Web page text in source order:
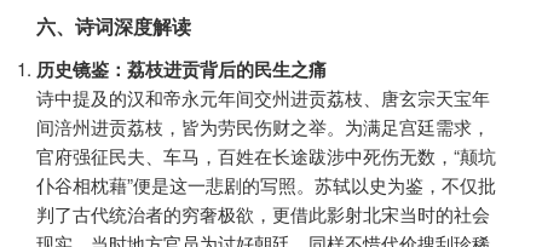
六、诗词深度解读
历史镜鉴：荔枝进贡背后的民生之痛
诗中提及的汉和帝永元年间交州进贡荔枝、唐玄宗天宝年
间涪州进贡荔枝，皆为劳民伤财之举。为满足宫廷需求，
官府强征民夫、车马，百姓在长途跋涉中死伤无数，“颠坑
仆谷相枕藉”便是这一悲剧的写照。苏轼以史为鉴，不仅批
判了古代统治者的穷奢极欲，更借此影射北宋当时的社会